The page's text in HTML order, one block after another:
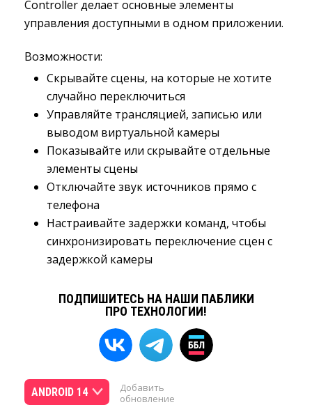
Controller делает основные элементы
управления доступными в одном приложении.
Возможности:
Скрывайте сцены, на которые не хотите
случайно переключиться
Управляйте трансляцией, записью или
выводом виртуальной камеры
Показывайте или скрывайте отдельные
элементы сцены
Отключайте звук источников прямо с
телефона
Настраивайте задержки команд, чтобы
синхронизировать переключение сцен с
задержкой камеры
ПОДПИШИТЕСЬ НА НАШИ ПАБЛИКИ
ПРО ТЕХНОЛОГИИ!
ANDROID 14
Добавить
обновление